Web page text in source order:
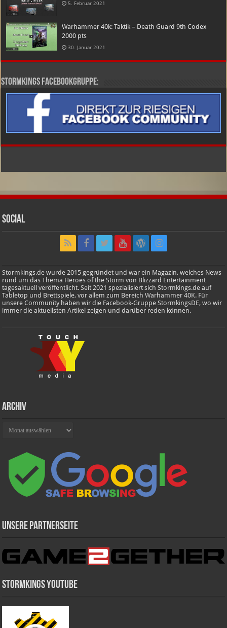
5. Februar 2021
Warhammer 40k: Taktik – Death Guard 9th Codex
2000 pts
30. Januar 2021
Stormkings Facebookgruppe:
Social
Stormkings.de wurde 2015 gegründet und war ein Magazin, welches News
rund um das Thema Heroes of the Storm von Blizzard Entertainment
tagesaktuell veröffentlicht. Seit 2021 spezialisiert sich Stormkings.de auf
Tabletop und Brettspiele, vor allem zum Bereich Warhammer 40K. Für
unsere Community haben wir die Facebook-Gruppe StormkingsDE, wo wir
immer die aktuellsten Artikel zeigen und darüber reden können.
Archiv
Unsere Partnerseite
Stormkings Youtube